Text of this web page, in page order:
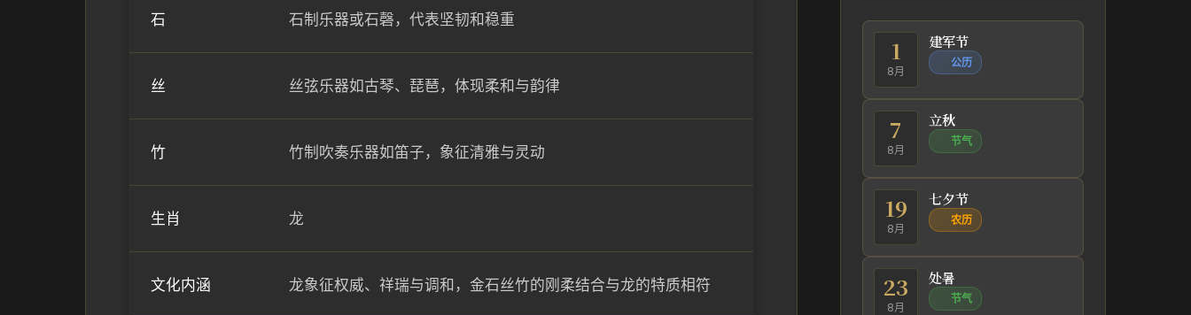
石 石制乐器或石磬，代表坚韧和稳重
丝 丝弦乐器如古琴、琵琶，体现柔和与韵律
竹 竹制吹奏乐器如笛子，象征清雅与灵动
生肖 龙
文化内涵 龙象征权威、祥瑞与调和，金石丝竹的刚柔结合与龙的特质相符
1
8月
建军节
公历
7
8月
立秋
节气
19
8月
七夕节
农历
23
8月
处暑
节气